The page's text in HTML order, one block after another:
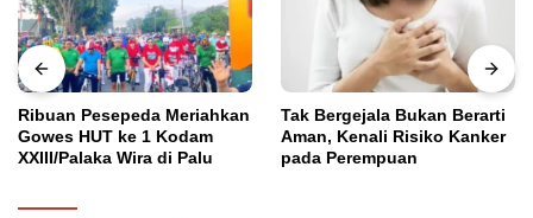
Ribuan Pesepeda Meriahkan
Gowes HUT ke 1 Kodam
XXIII/Palaka Wira di Palu
Tak Bergejala Bukan Berarti
Aman, Kenali Risiko Kanker
pada Perempuan
Minggu, 7 Januari 2024
Berjuang atas Tanah Leluhurnya, Warga